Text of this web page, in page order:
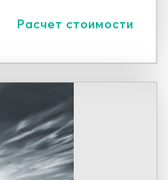
Расчет стоимости